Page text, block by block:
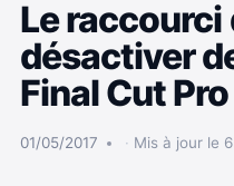
Le raccourci
désactiver
Final Cut
01/05/2017 Mis à jour le